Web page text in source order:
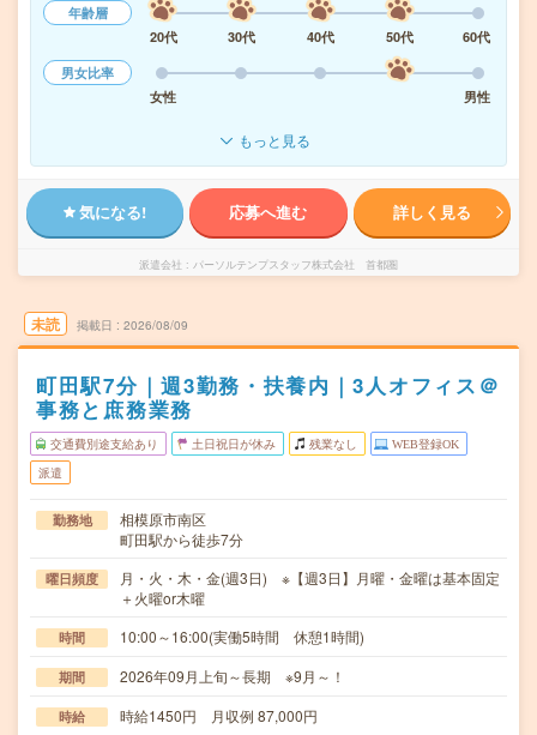
年齢層
20代
30代 40代 50代
60代
男女比率
女性
男性
もっと見る
気になる! 応募へ進む 詳しく見る
派遣会社 パーソルテンプスタッフ株式会社 首都圏
未読 掲載日 2026/08/09
町田駅7分｜週3勤務・扶養内｜3人オフィス＠
事務と庶務業務
交通費別途支給あり 土日祝日が休み 残業なし WEB登録OK
派遣
勤務地
相模原市南区
町田駅から徒歩7分
曜日頻度
月・火・木・金(週3日) ※【週3日】月曜・金曜は基本固定
＋火曜or木曜
時間 10:00～16:00(実働5時間 休憩1時間)
期間 2026年09月上旬～長期 ※9月～！
時給 時給1450円 月収例 87,000円